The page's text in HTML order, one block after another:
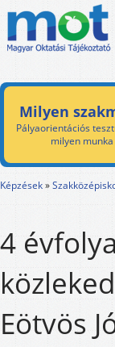
Milyen
Pályaorientációs
milyen
Képzések»
4
Eötvös